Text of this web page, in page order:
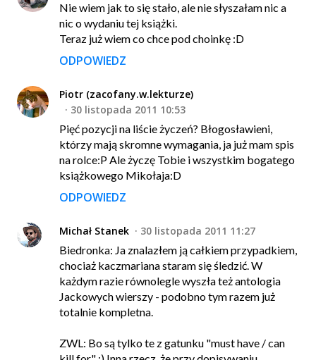
Nie wiem jak to się stało, ale nie słyszałam nic a
nic o wydaniu tej książki.
Teraz już wiem co chce pod choinkę :D
ODPOWIEDZ
Piotr (zacofany.w.lekturze)
30 listopada 2011 10:53
Pięć pozycji na liście życzeń? Błogosławieni,
którzy mają skromne wymagania, ja już mam spis
na rolce:P Ale życzę Tobie i wszystkim bogatego
książkowego Mikołaja:D
ODPOWIEDZ
Michał Stanek
30 listopada 2011 11:27
Biedronka: Ja znalazłem ją całkiem przypadkiem,
chociaż kaczmariana staram się śledzić. W
każdym razie równolegle wyszła też antologia
Jackowych wierszy - podobno tym razem już
totalnie kompletna.
ZWL: Bo są tylko te z gatunku "must have / can